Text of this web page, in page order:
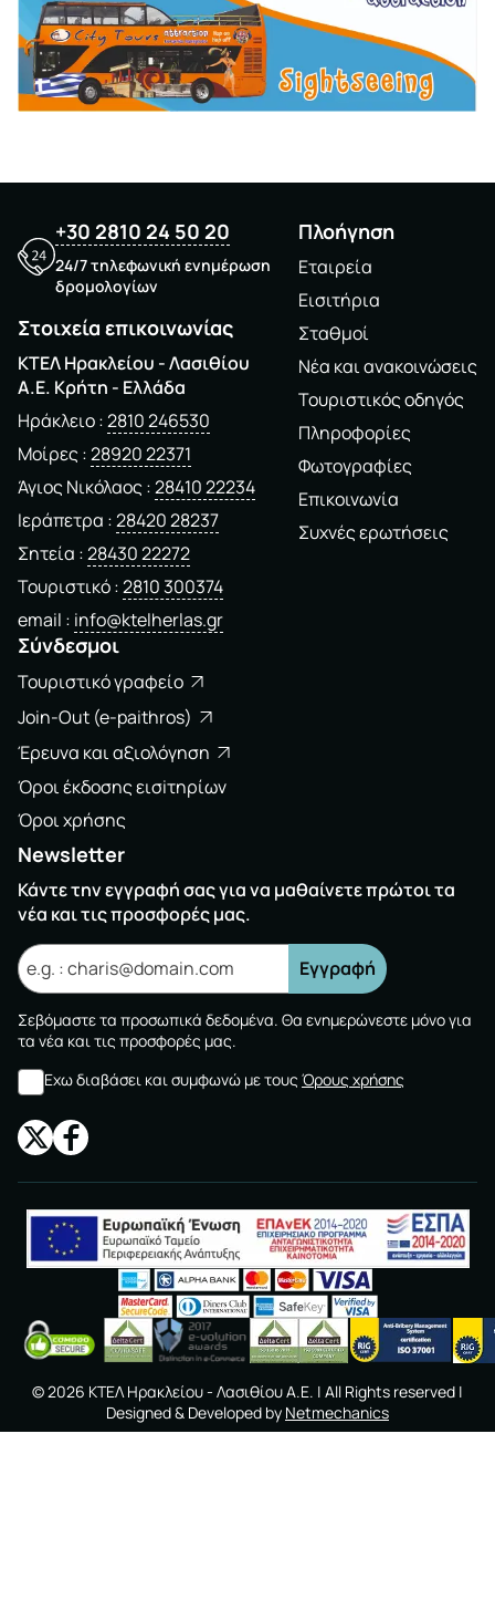
+30 2810 24 50 20
24/7 τηλεφωνική ενημέρωση
δρομολογίων
Στοιχεία επικοινωνίας
ΚΤΕΛ Ηρακλείου - Λασιθίου
A.E. Kρήτη - Ελλάδα
Ηράκλειο 2810 246530
Μοίρες 28920 22371
Άγιος Νικόλαος 28410 22234
Ιεράπετρα 28420 28237
Σητεία 28430 22272
Τουριστικό 2810 300374
email info@ktelherlas.gr
Πλοήγηση
Εταιρεία
Εισιτήρια
Σταθμοί
Νέα και ανακοινώσεις
Τουριστικός οδηγός
Πληροφορίες
Φωτογραφίες
Επικοινωνία
Συχνές ερωτήσεις
Σύνδεσμοι
Τουριστικό γραφείο
Join-Out (e-paithros)
Έρευνα και αξιολόγηση
Όροι έκδοσης εισiτηρίων
Όροι χρήσης
Newsletter
Κάντε την εγγραφή σας για να μαθαίνετε πρώτοι τα
νέα και τις προσφορές μας.
Εγγραφή
Σεβόμαστε τα προσωπικά δεδομένα. Θα ενημερώνεστε μόνο για
τα νέα και τις προσφορές μας.
Εχω διαβάσει και συμφωνώ με τους Όρους χρήσης
©2026 ΚΤΕΛ Ηρακλείου - Λασιθίου A.E. | All Rights reserved |
Designed & Developed by Netmechanics